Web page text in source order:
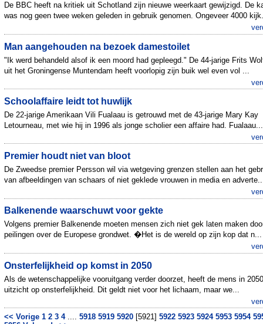
De BBC heeft na kritiek uit Schotland zijn nieuwe weerkaart gewijzigd. De
was nog geen twee weken geleden in gebruik genomen. Ongeveer 4000
Man aangehouden na bezoek damestoilet
"Ik werd behandeld alsof ik een moord had gepleegd." De 44-jarige Frits
uit het Groningense Muntendam heeft voorlopig zijn buik wel even vol ...
Schoolaffaire leidt tot huwlijk
De 22-jarige Amerikaan Vili Fualaau is getrouwd met de 43-jarige Mary Kay
Letourneau, met wie hij in 1996 als jonge scholier een affaire had. Fualaau...
Premier houdt niet van bloot
De Zweedse premier Persson wil via wetgeving grenzen stellen aan het
van afbeeldingen van schaars of niet geklede vrouwen in media en
Balkenende waarschuwt voor gekte
Volgens premier Balkenende moeten mensen zich niet gek laten maken
peilingen over de Europese grondwet. �Het is de wereld op zijn kop dat n...
Onsterfelijkheid op komst in 2050
Als de wetenschappelijke vooruitgang verder doorzet, heeft de mens in 2050
uitzicht op onsterfelijkheid. Dit geldt niet voor het lichaam, maar we...
<< Vorige 1 2 3 4.... 5918 5919 5920 [5921] 5922 5923 5924 5953 5954